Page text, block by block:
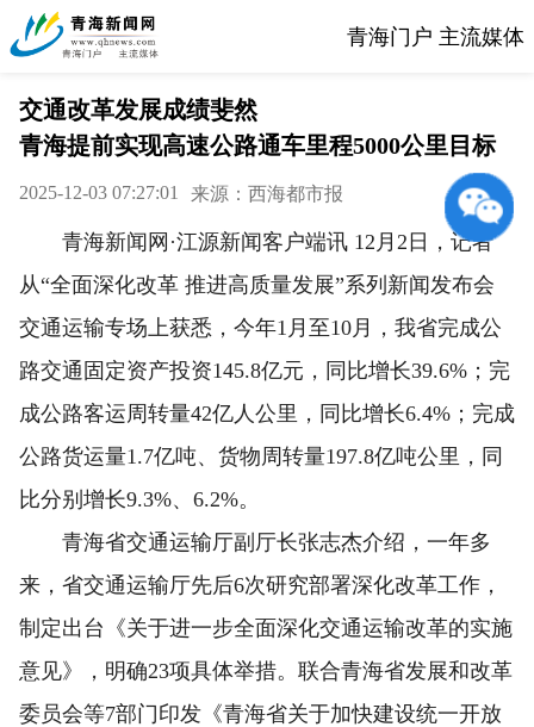
青海门户 主流媒体
交通改革发展成绩斐然
青海提前实现高速公路通车里程5000公里目标
2025-12-03 07:27:01 来源：西海都市报
青海新闻网·江源新闻客户端讯 12月2日，记者
从“全面深化改革 推进高质量发展”系列新闻发布会
交通运输专场上获悉，今年1月至10月，我省完成公
路交通固定资产投资145.8亿元，同比增长39.6%；完
成公路客运周转量42亿人公里，同比增长6.4%；完成
公路货运量1.7亿吨、货物周转量197.8亿吨公里，同
比分别增长9.3%、6.2%。
青海省交通运输厅副厅长张志杰介绍，一年多
来，省交通运输厅先后6次研究部署深化改革工作，
制定出台《关于进一步全面深化交通运输改革的实施
意见》，明确23项具体举措。联合青海省发展和改革
委员会等7部门印发《青海省关于加快建设统一开放